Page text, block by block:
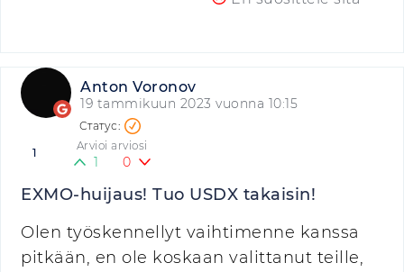
Anton Voronov
19 tammikuun 2023 vuonna 10:15
1 Arvioi arviosi
1 0
EXMO-huijaus! Tuo USDX takaisin!
Olen työskennellyt vaihtimenne kanssa
pitkään, en ole koskaan valittanut teille,